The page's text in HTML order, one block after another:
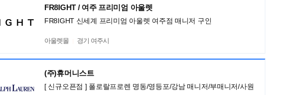
FR8IGHT / 여주 프리미엄 아울렛
FR8IGHT 신세계 프리미엄 아울렛 여주점 매니저 구인
아울렛몰 경기 여주시
(주)휴머니스트
[ 신규오픈점 ] 폴로랄프로렌 명동/영등포/강남 매니저/부매니저/사원